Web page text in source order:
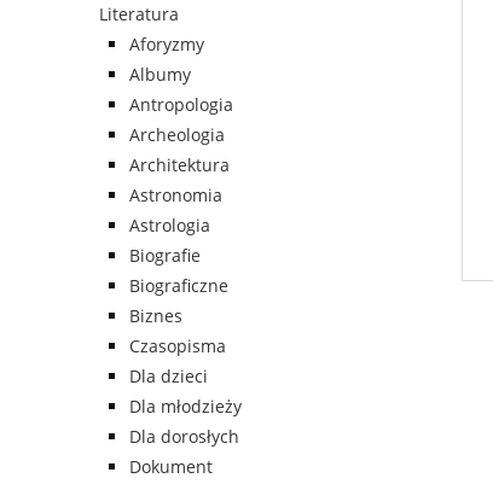
Literatura
Aforyzmy
Albumy
Antropologia
Archeologia
Architektura
Astronomia
Astrologia
Biografie
Biograficzne
Biznes
Czasopisma
Dla dzieci
Dla młodzieży
Dla dorosłych
Dokument